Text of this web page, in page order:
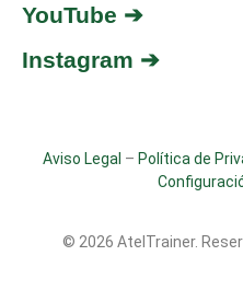
YouTube ➔
Instagram ➔
Aviso Legal – Política de
© 2026 AtelTrainer.